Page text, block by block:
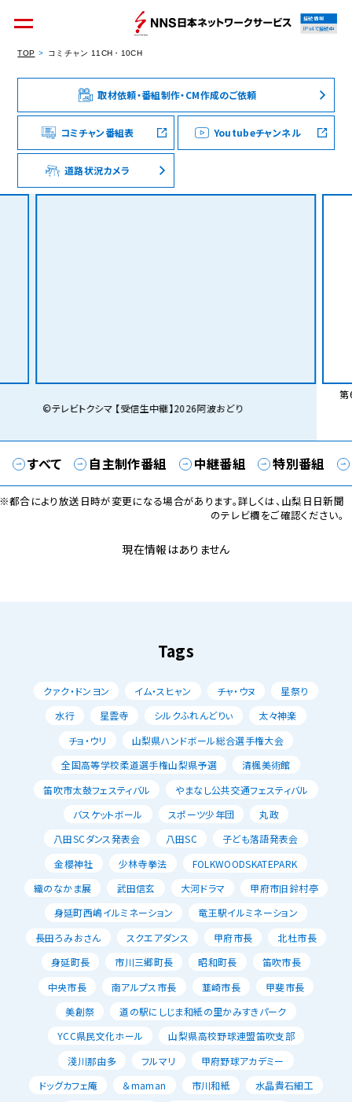
個人のお客様 集合住宅オーナーの方
法人のお客様 料金シミュレーション
接続情報
IPv4で接続中
TOP コミチャン 11CH・10CH
取材依頼・番組制作・CM作成のご依頼
コミチャン番組表 Youtubeチャンネル
道路状況カメラ
©テレビトクシマ 【受信生中継】2026阿波おどり
第
すべて 自主制作番組 中継番組 特別番組
都合により放送日時が変更になる場合があります。詳しくは、山梨日日新聞
のテレビ欄をご確認ください。
現在情報はありません
Tags
クァク・ドンヨン イム・スヒャン チャ・ウヌ
星祭り
水行
星雲寺 シルクふれんどりぃ
太々神楽
チョ・ウリ
山梨県ハンドボール総合選手権大会
全国高等学校柔道選手権山梨県予選
清楓美術館
笛吹市太鼓フェスティバル
やまなし公共交通フェスティバル
バスケットボール
スポーツ少年団
丸政
八田SCダンス発表会
八田SC
子ども落語発表会
金櫻神社
少林寺拳法
FOLKWOODSKATEPARK
織のなかま展
武田信玄 大河ドラマ
甲府市旧鈴村亭
身延町西嶋イルミネーション
竜王駅イルミネーション
長田ろみおさん
スクエアダンス 甲府市長
北杜市長
身延町長
市川三郷町長 昭和町長
笛吹市長
中央市長
南アルプス市長 韮崎市長
甲斐市長
美創祭
道の駅にしじま和紙の里かみすきパーク
YCC県民文化ホール
山梨県高校野球連盟笛吹支部
淺川那由多
フルマリ
甲府野球アカデミー
ドッグカフェ庵
＆maman 市川和紙
水晶貴石細工